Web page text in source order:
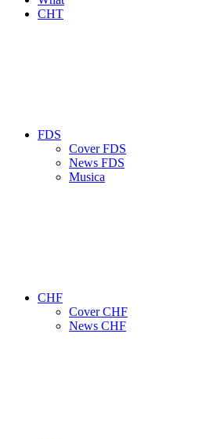
CHT
FDS
Cover FDS
News FDS
Musica
CHF
Cover CHF
News CHF